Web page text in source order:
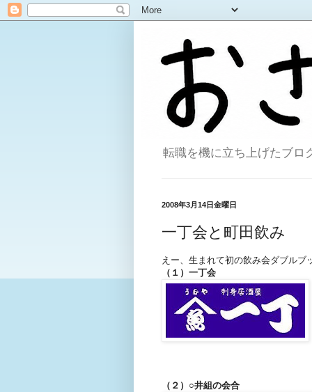
転職を機に立ち上げたブロ
2008年3月14日金曜日
一丁会と町田飲み
えー、生まれて初の飲み会ダブルブ
（１）一丁会
（２）○井組の会合